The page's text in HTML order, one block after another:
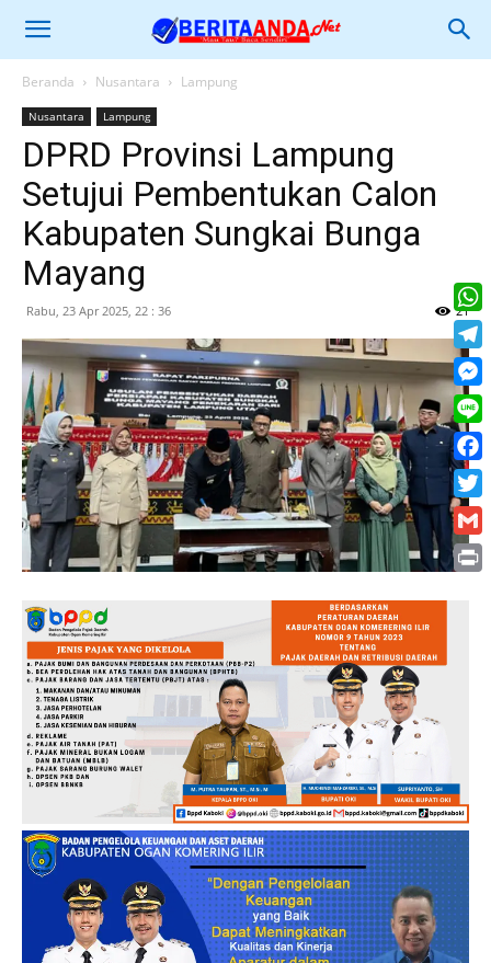
Beranda Nusantara Lampung
Nusantara Lampung
DPRD Provinsi Lampung
Setujui Pembentukan Calon
Kabupaten Sungkai Bunga
Mayang
Rabu, 23 Apr 2025, 22 : 36 21
Line